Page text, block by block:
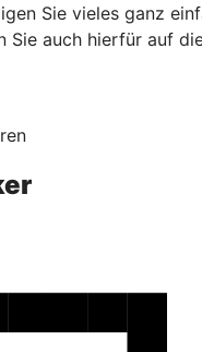
Sie vieles ganz
Sie auch hierfür auf